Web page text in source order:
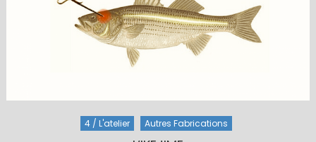
4 / L'atelier Autres Fabrications